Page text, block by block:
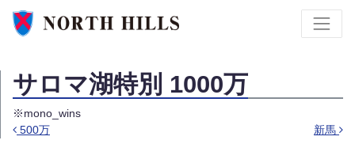
サロマ湖特別 1000万
※mono_wins
500万 新馬